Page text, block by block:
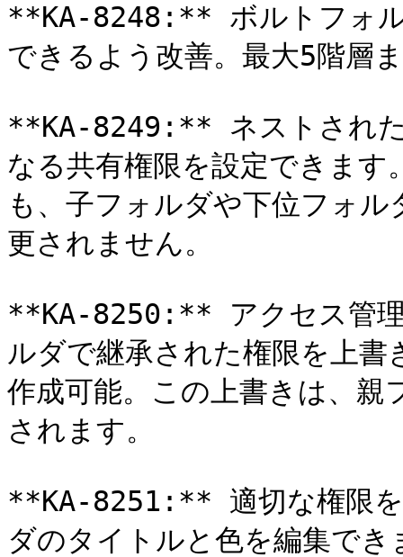
**KA-8248:** ボルトフォル
できるよう改善。最大5階層
**KA-8249:** ネストされた
なる共有権限を設定できま
も、子フォルダや下位フォ
更されません。
**KA-8250:** アクセス管理
ルダで継承された権限を上
作成可能。この上書きは、親
されます。
**KA-8251:** 適切な権限を
ダのタイトルと色を編集で